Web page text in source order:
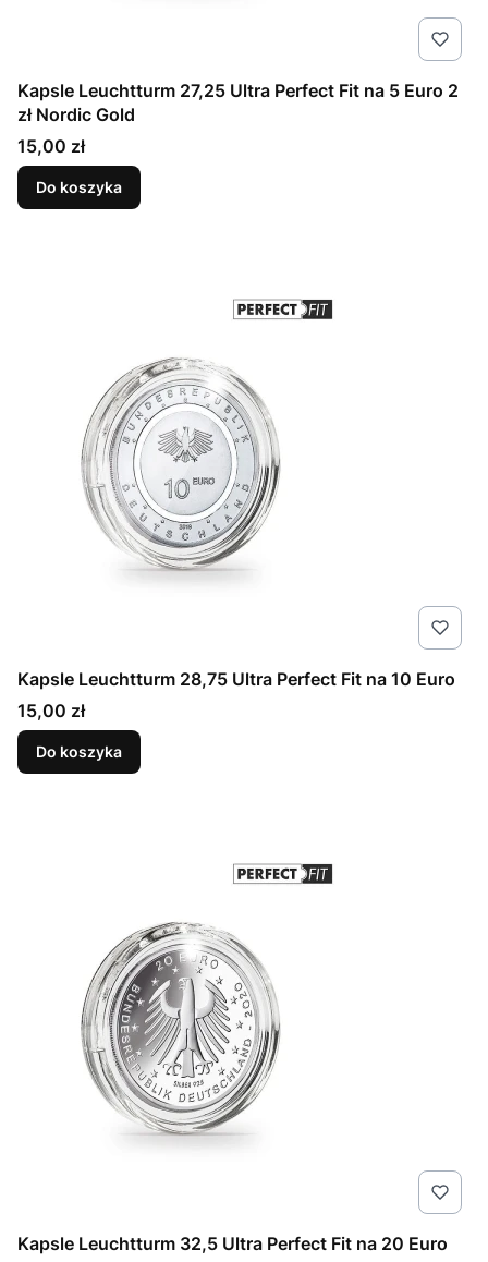
Kapsle Leuchtturm 27,25 Ultra Perfect Fit na 5 Euro 2
zł Nordic Gold
Cena
15,00 zł
Do koszyka
Kapsle Leuchtturm 28,75 Ultra Perfect Fit na 10 Euro
Cena
15,00 zł
Do koszyka
Kapsle Leuchtturm 32,5 Ultra Perfect Fit na 20 Euro